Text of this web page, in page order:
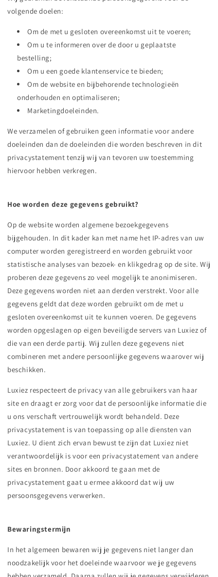
volgende doelen:
Om de met u gesloten overeenkomst uit te voeren;
Om u te informeren over de door u geplaatste
bestelling;
Om u een goede klantenservice te bieden;
Om de website en bijbehorende technologieën
onderhouden en optimaliseren;
Marketingdoeleinden.
We verzamelen of gebruiken geen informatie voor andere
doeleinden dan de doeleinden die worden beschreven in dit
privacystatement tenzij wij van tevoren uw toestemming
hiervoor hebben verkregen.
Hoe worden deze gegevens gebruikt?
Op de website worden algemene bezoekgegevens
bijgehouden. In dit kader kan met name het IP-adres van uw
computer worden geregistreerd en worden gebruikt voor
statistische analyses van bezoek- en klikgedrag op de site. Wij
proberen deze gegevens zo veel mogelijk te anonimiseren.
Deze gegevens worden niet aan derden verstrekt. Voor alle
gegevens geldt dat deze worden gebruikt om de met u
gesloten overeenkomst uit te kunnen voeren. De gegevens
worden opgeslagen op eigen beveiligde servers van Luxiez of
die van een derde partij. Wij zullen deze gegevens niet
combineren met andere persoonlijke gegevens waarover wij
beschikken.
Luxiez respecteert de privacy van alle gebruikers van haar
site en draagt er zorg voor dat de persoonlijke informatie die
u ons verschaft vertrouwelijk wordt behandeld. Deze
privacystatement is van toepassing op alle diensten van
Luxiez. U dient zich ervan bewust te zijn dat Luxiez niet
verantwoordelijk is voor een privacystatement van andere
sites en bronnen. Door akkoord te gaan met de
privacystatement gaat u ermee akkoord dat wij uw
persoonsgegevens verwerken.
Bewaringstermijn
In het algemeen bewaren wij je gegevens niet langer dan
noodzakelijk voor het doeleinde waarvoor we je gegevens